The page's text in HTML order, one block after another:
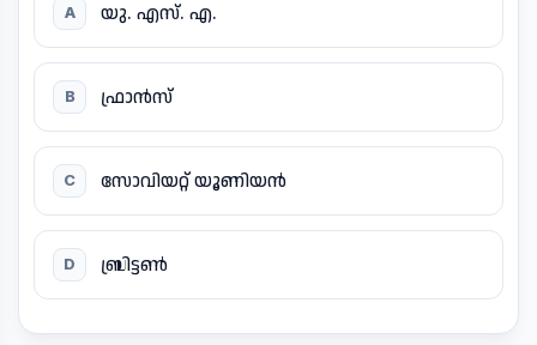
A യു. എസ്. എ.
B ഫ്രാൻസ്
C സോവിയറ്റ് യൂണിയൻ
D ബ്രിട്ടൺ